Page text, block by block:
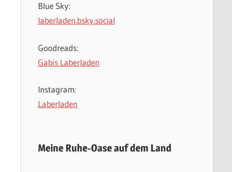
Blue Sky:
laberladen.bsky.social
Goodreads:
Gabis Laberladen
Instagram:
Laberladen
Meine Ruhe-Oase auf dem Land